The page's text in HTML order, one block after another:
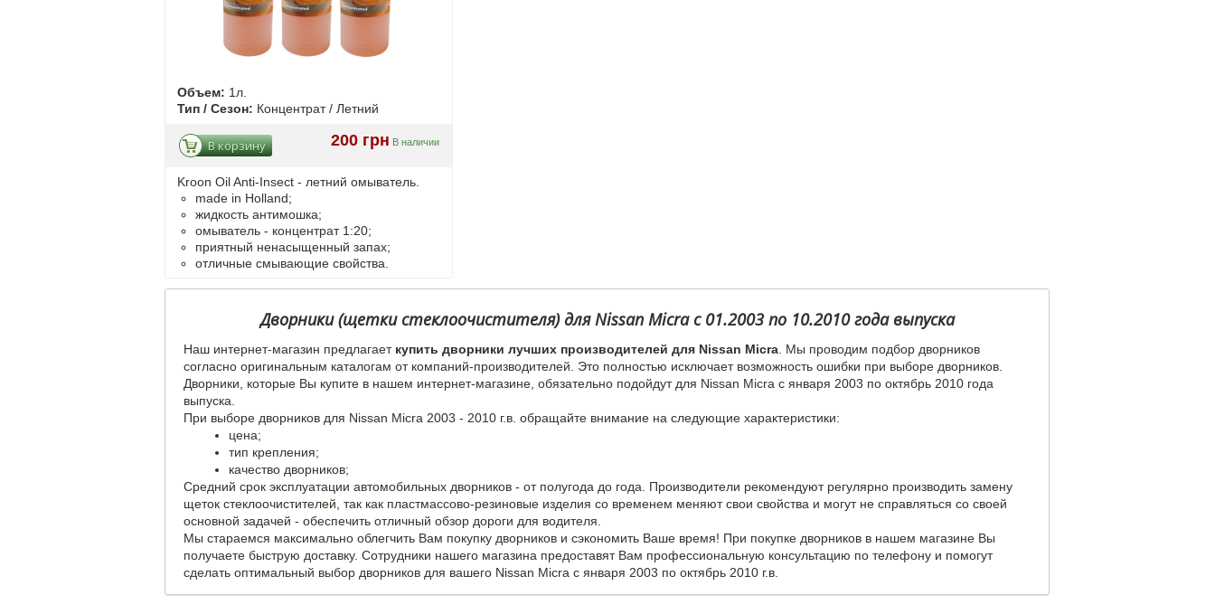
Объем: 1л.
Тип / Сезон: Концентрат / Летний
200 грн В наличии
В корзину
Kroon Oil Anti-Insect - летний омыватель.
made in Holland;
жидкость антимошка;
омыватель - концентрат 1:20;
приятный ненасыщенный запах;
отличные смывающие свойства.
Дворники (щетки стеклоочистителя) для Nissan Micra с 01.2003 по 10.2010 года выпуска
Наш интернет-магазин предлагаеткупить дворники лучших производителей для Nissan Micra . Мы проводим подбор дворников
согласно оригинальным каталогам от компаний-производителей. Это полностью исключает возможность ошибки при выборе дворников.
Дворники, которые Вы купите в нашем интернет-магазине, обязательно подойдут для Nissan Micra с января 2003 по октябрь 2010 года
выпуска.
При выборе дворников для Nissan Micra 2003 - 2010 г.в. обращайте внимание на следующие характеристики:
цена;
тип крепления;
качество дворников;
Средний срок эксплуатации автомобильных дворников - от полугода до года. Производители рекомендуют регулярно производить замену
щеток стеклоочистителей, так как пластмассово-резиновые изделия со временем меняют свои свойства и могут не справляться со своей
основной задачей - обеспечить отличный обзор дороги для водителя.
Мы стараемся максимально облегчить Вам покупку дворников и сэкономить Ваше время! При покупке дворников в нашем магазине Вы
получаете быструю доставку. Сотрудники нашего магазина предоставят Вам профессиональную консультацию по телефону и помогут
сделать оптимальный выбор дворников для вашего Nissan Micra с января 2003 по октябрь 2010 г.в.